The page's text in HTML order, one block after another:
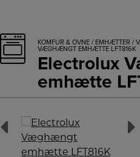
KOMFUR & OVNE / EMHÆTTER /
VÆGHÆNGT EMHÆTTE LFT816K
Electrolux
emhætte